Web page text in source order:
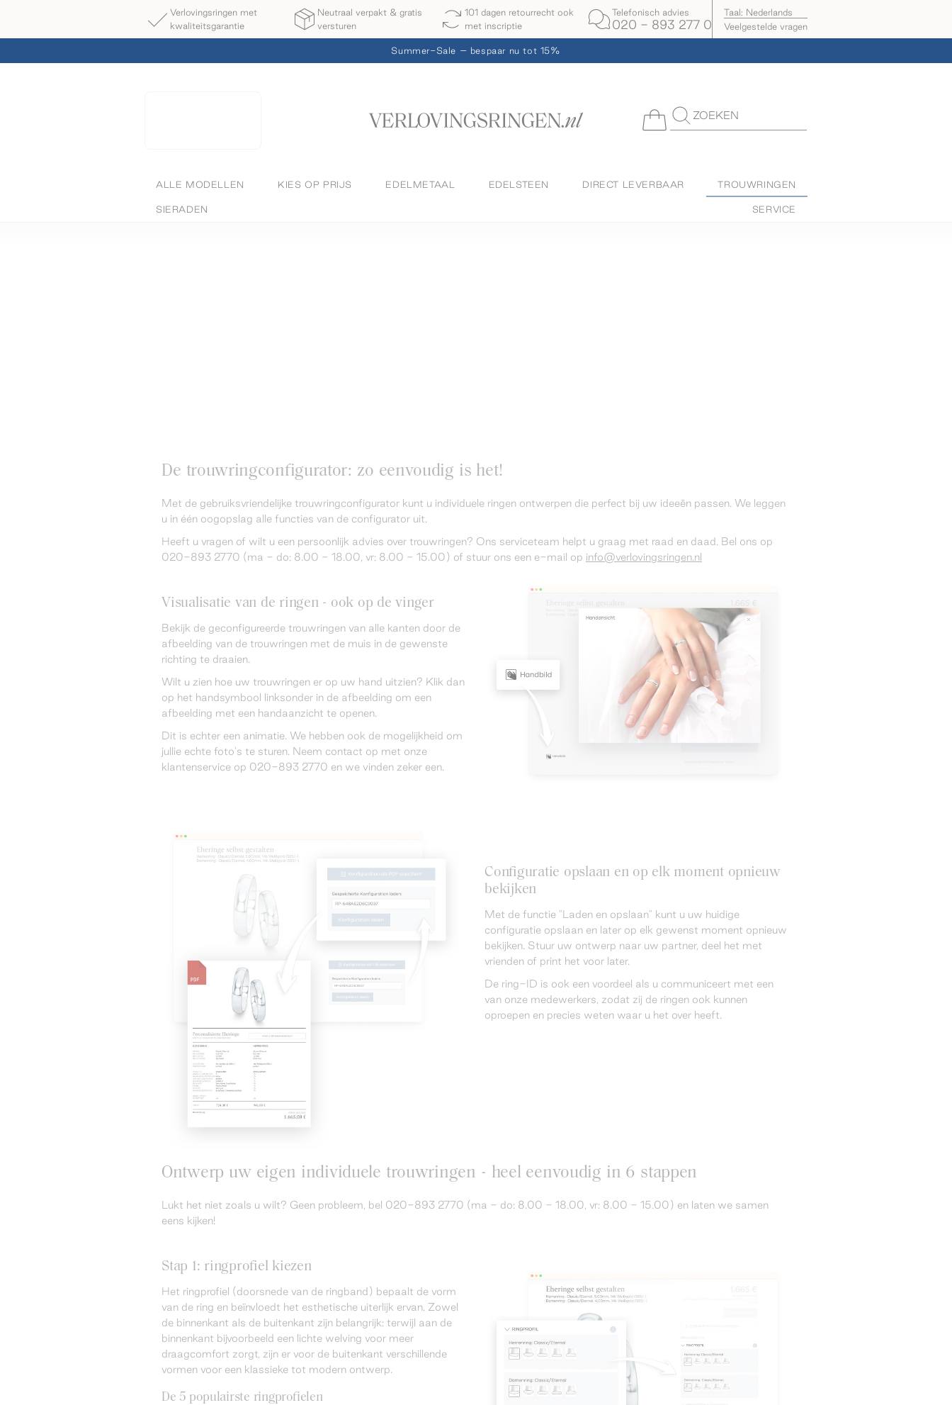
Verlovingsringen met
kwaliteitsgarantie
Neutraal verpakt & gratis
versturen
101 dagen retourrecht ook
met inscriptie
Telefonisch advies
020 - 893 277 0
Taal: Nederlands
Veelgestelde vragen
Summer-Sale – bespaar nu tot 15%
ZOEKEN
ALLE MODELLEN KIES OP PRIJS EDELMETAAL EDELSTEEN DIRECT LEVERBAAR TROUWRINGEN
SIERADEN SERVICE
De trouwringconfigurator: zo eenvoudig is het!
Met de gebruiksvriendelijke trouwringconfigurator kunt u individuele ringen ontwerpen die perfect bij uw ideeën passen. We leggen
u in één oogopslag alle functies van de configurator uit.
Heeft u vragen of wilt u een persoonlijk advies over trouwringen? Ons serviceteam helpt u graag met raad en daad. Bel ons op
020-893 2770 (ma - do: 8.00 - 18.00, vr: 8.00 - 15.00) of stuur ons een e-mail op info@verlovingsringen.nl
Visualisatie van de ringen - ook op de vinger
Bekijk de geconfigureerde trouwringen van alle kanten door de
afbeelding van de trouwringen met de muis in de gewenste
richting te draaien.
Wilt u zien hoe uw trouwringen er op uw hand uitzien? Klik dan
op het handsymbool linksonder in de afbeelding om een
afbeelding met een handaanzicht te openen.
Dit is echter een animatie. We hebben ook de mogelijkheid om
jullie echte foto's te sturen. Neem contact op met onze
klantenservice op 020-893 2770 en we vinden zeker een.
Configuratie opslaan en op elk moment opnieuw
bekijken
Met de functie "Laden en opslaan" kunt u uw huidige
configuratie opslaan en later op elk gewenst moment opnieuw
bekijken. Stuur uw ontwerp naar uw partner, deel het met
vrienden of print het voor later.
De ring-ID is ook een voordeel als u communiceert met een
van onze medewerkers, zodat zij de ringen ook kunnen
oproepen en precies weten waar u het over heeft.
Ontwerp uw eigen individuele trouwringen - heel eenvoudig in 6 stappen
Lukt het niet zoals u wilt? Geen probleem, bel 020-893 2770 (ma - do: 8.00 - 18.00, vr: 8.00 - 15.00) en laten we samen
eens kijken!
Stap 1: ringprofiel kiezen
Het ringprofiel (doorsnede van de ringband) bepaalt de vorm
van de ring en beïnvloedt het esthetische uiterlijk ervan. Zowel
de binnenkant als de buitenkant zijn belangrijk: terwijl aan de
binnenkant bijvoorbeeld een lichte welving voor meer
draagcomfort zorgt, zijn er voor de buitenkant verschillende
vormen voor een klassieke tot modern ontwerp.
De 5 populairste ringprofielen